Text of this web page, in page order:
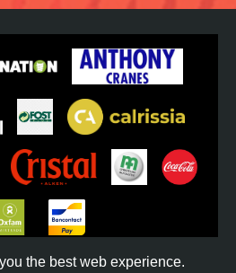
the best web experience.